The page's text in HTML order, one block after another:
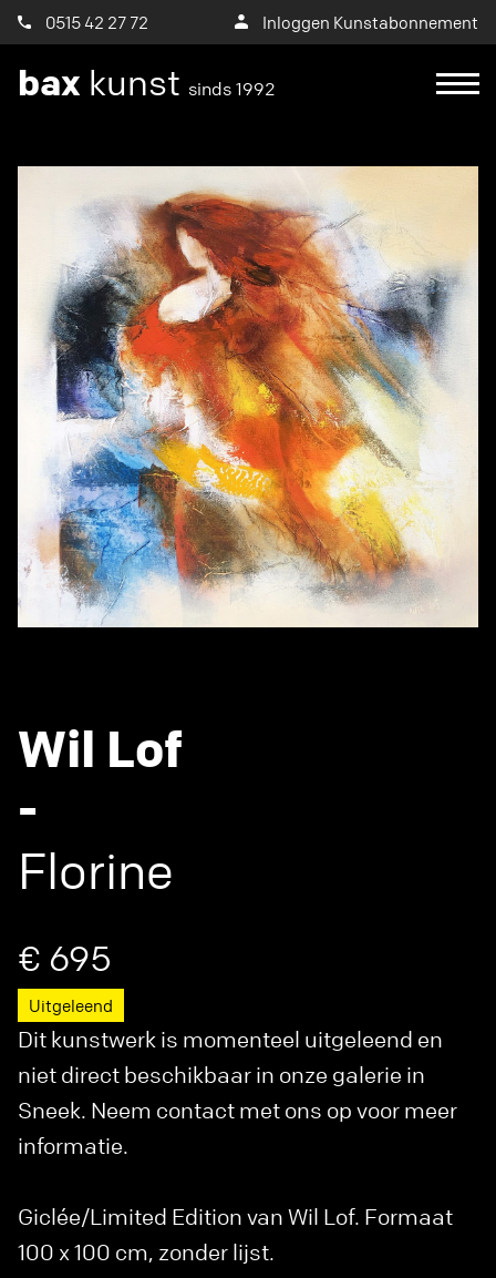
0515 42 27 72 Inloggen Kunstabonnement
bax kunst sinds 1992
Wil Lof
-
Florine
€ 695
Uitgeleend
Dit kunstwerk is momenteel uitgeleend en
niet direct beschikbaar in onze galerie in
Sneek. Neem contact met ons op voor meer
informatie.
Giclée/Limited Edition van Wil Lof. Formaat
100 x 100 cm, zonder lijst.